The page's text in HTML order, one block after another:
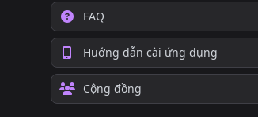
FAQ
Huớng dẫn cài ứng dụng
Cộng đồng